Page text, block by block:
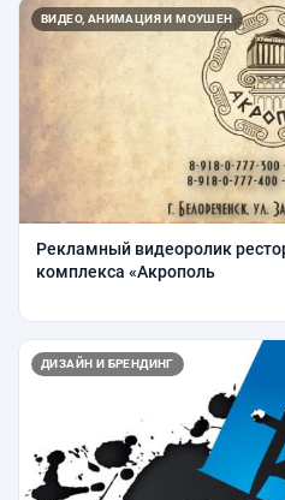
ВИДЕО, АНИМАЦИЯ И МОУШЕН
Рекламный видеоролик
комплекса «Акрополь
ДИЗАЙН И БРЕНДИНГ